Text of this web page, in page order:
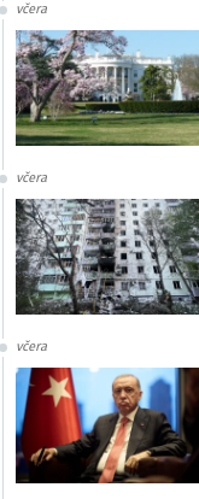
včera
včera
včera